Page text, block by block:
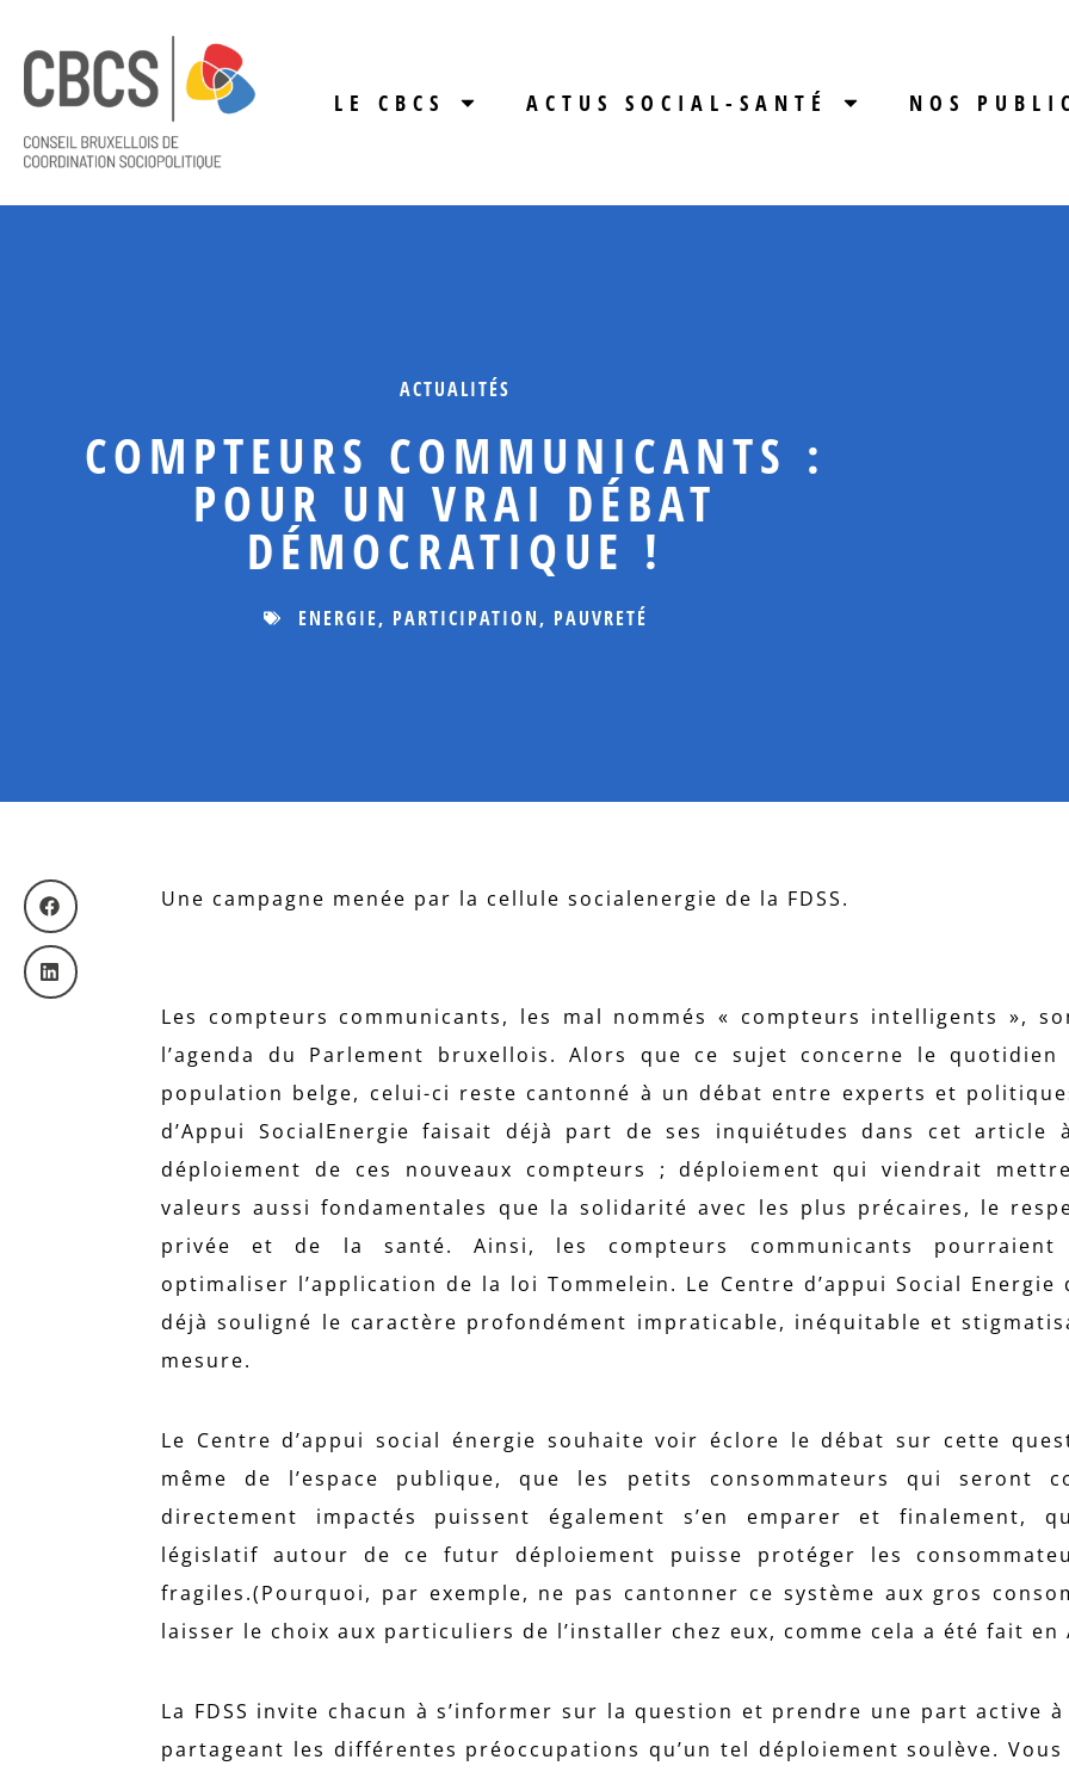
LE CBCS ACTUS SOCIAL-SANTÉ NOS
ACTUALITÉS
COMPTEURS COMMUNICANTS :
POUR UN VRAI DÉBAT
DÉMOCRATIQUE !
ENERGIE, PARTICIPATION, PAUVRETÉ
Une campagne menée par la cellule socialenergie de la FDSS.
Les compteurs communicants, les mal nommés « compteurs intelligents »,
l’agenda du Parlement bruxellois. Alors que ce sujet concerne le
population belge, celui-ci reste cantonné à un débat entre experts et
d’Appui SocialEnergie faisait déjà part de ses inquiétudes dans cet article
déploiement de ces nouveaux compteurs ; déploiement qui viendrait
valeurs aussi fondamentales que la solidarité avec les plus précaires, le
privée et de la santé. Ainsi, les compteurs communicants pourraient
optimaliser l’application de la loi Tommelein. Le Centre d’appui Social Energie
déjà souligné le caractère profondément impraticable, inéquitable et
mesure.
Le Centre d’appui social énergie souhaite voir éclore le débat sur cette
même de l’espace publique, que les petits consommateurs qui seront
directement impactés puissent également s’en emparer et finalement,
législatif autour de ce futur déploiement puisse protéger les
fragiles.(Pourquoi, par exemple, ne pas cantonner ce système aux gros
laisser le choix aux particuliers de l’installer chez eux, comme cela a été fait en
La FDSS invite chacun à s’informer sur la question et prendre une part active à
partageant les différentes préoccupations qu’un tel déploiement soulève.